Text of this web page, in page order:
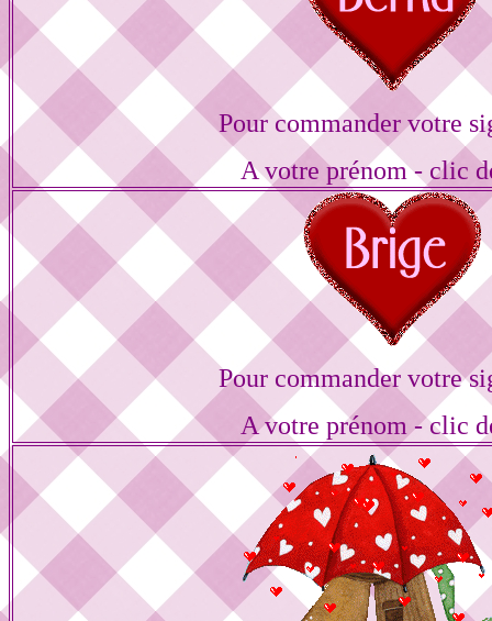
Pour commander votre
A votre prénom - clic
Pour commander votre
A votre prénom - clic